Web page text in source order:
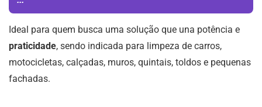
Ideal para quem busca uma solução que una potência e
praticidade, sendo indicada para limpeza de carros,
motocicletas, calçadas, muros, quintais, toldos e pequenas
fachadas.